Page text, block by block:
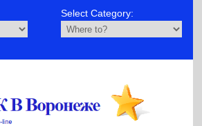
Select Category: